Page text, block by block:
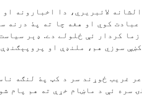
لائبريري، دا اخبارونه او
کوي او هغه چا ته پۀ درنه
کردار ئې ځلولے دے. ډېر
سوزي هم، ملنډې او
غريب ځوړند سر د کټ پۀ لنګه
سره ئې د ماښام خړې ته هم پام